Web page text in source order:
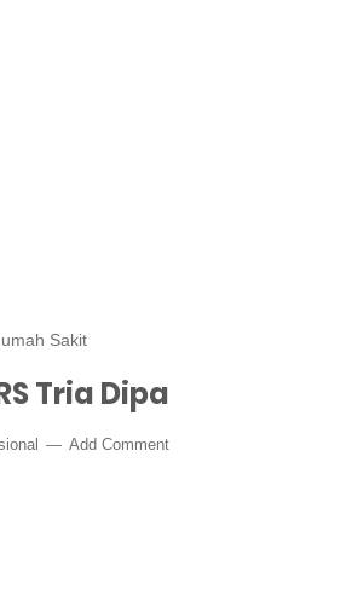
Sakit
Tria Dipa
Add Comment